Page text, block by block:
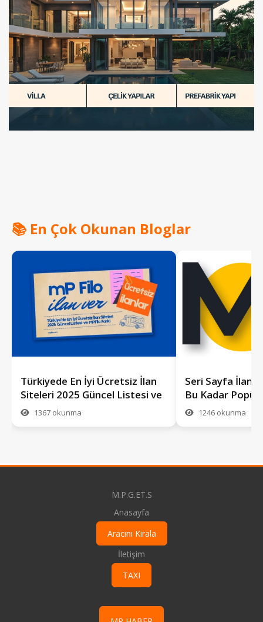
📚 En Çok Okunan Bloglar
Türkiyede En İyi Ücretsiz İlan
Siteleri 2025 Güncel Listesi ve
MPFilo Farkı
1367 okunma
Seri Sayfa İlan
Bu Kadar
mpfilo.com
1246 okunma
M.P.G.ET.S
Anasayfa
Aracını Kirala
İletişim
TAXI